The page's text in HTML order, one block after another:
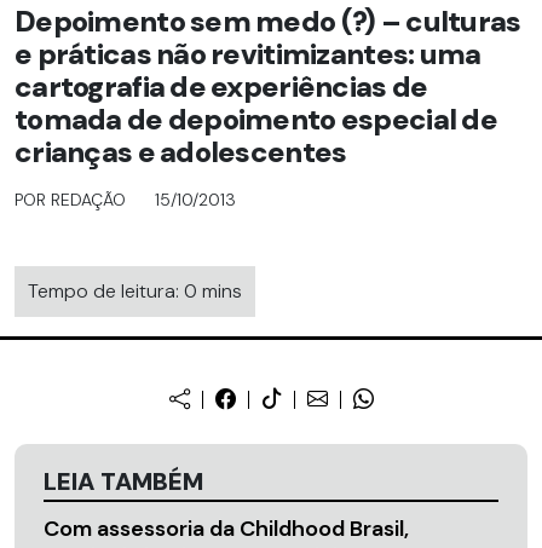
Depoimento sem medo (?) – culturas
e práticas não revitimizantes: uma
cartografia de experiências de
tomada de depoimento especial de
crianças e adolescentes
POR REDAÇÃO 15/10/2013
Tempo de leitura: 0 mins
LEIA TAMBÉM
Com assessoria da Childhood Brasil,